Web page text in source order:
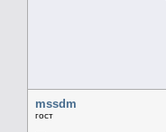
mssdm
гост